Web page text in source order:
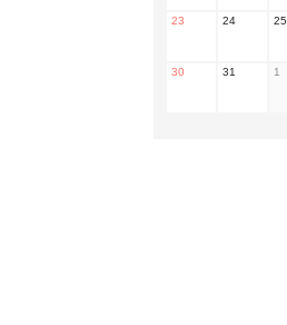
23 24 25
30 31 1